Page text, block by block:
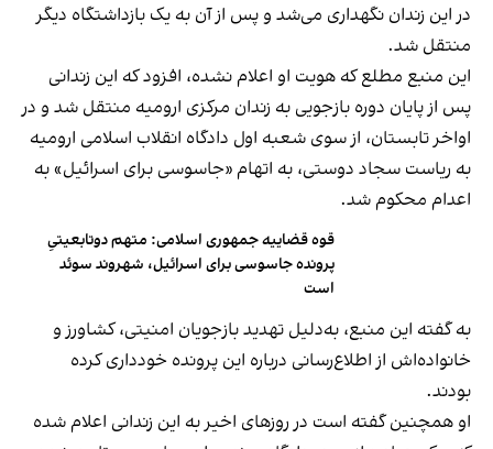
در این زندان نگهداری می‌شد و پس از آن به یک بازداشتگاه دیگر
منتقل شد.
این منبع مطلع که هویت او اعلام نشده، افزود که این زندانی
پس از پایان دوره بازجویی به زندان مرکزی ارومیه منتقل شد و در
اواخر تابستان، از سوی شعبه اول دادگاه انقلاب اسلامی ارومیه
به ریاست سجاد دوستی، به اتهام «جاسوسی برای اسرائیل» به
اعدام محکوم شد.
قوه قضاییه جمهوری اسلامی: متهم دوتابعیتیِ
پرونده جاسوسی برای اسرائیل، شهروند سوئد
است
به گفته این منبع، به‌دلیل تهدید بازجویان امنیتی، کشاورز و
خانواده‌اش از اطلاع‌رسانی درباره این پرونده خودداری کرده
بودند.
او همچنین گفته است در روزهای اخیر به این زندانی اعلام شده